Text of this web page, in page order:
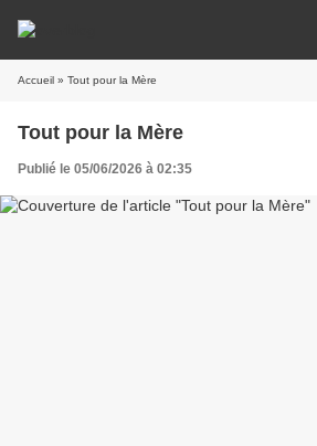
Accueil » Tout pour la Mère
Tout pour la Mère
Publié le 05/06/2026 à 02:35